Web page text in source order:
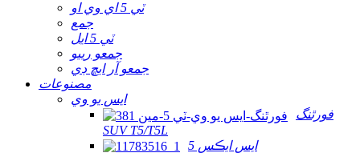
ٽي 5 اي وي او
جمع
ٽي 5 ايل
جمعو رييو
جمعو آر ايڇ ڊي
مصنوعات
ايس يو وي
فورٿنگ
SUV T5/T5L
ايس ايڪس 5